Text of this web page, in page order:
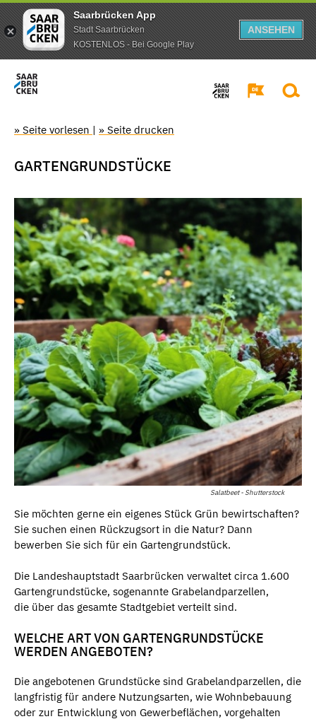
Saarbrücken App
Stadt Saarbrücken
KOSTENLOS - Bei Google Play
ANSEHEN
» Seite vorlesen | » Seite drucken
GARTENGRUNDSTÜCKE
Salatbeet - Shutterstock
Sie möchten gerne ein eigenes Stück Grün bewirtschaften?
Sie suchen einen Rückzugsort in die Natur? Dann
bewerben Sie sich für ein Gartengrundstück.
Die Landeshauptstadt Saarbrücken verwaltet circa 1.600
Gartengrundstücke, sogenannte Grabelandparzellen,
die über das gesamte Stadtgebiet verteilt sind.
WELCHE ART VON GARTENGRUNDSTÜCKE
WERDEN ANGEBOTEN?
Die angebotenen Grundstücke sind Grabelandparzellen, die
langfristig für andere Nutzungsarten, wie Wohnbebauung
oder zur Entwicklung von Gewerbeflächen, vorgehalten